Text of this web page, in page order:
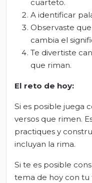
cuarteto.
A identificar
Observaste
cambia el
Te divertiste
que riman.
El reto de hoy:
Si es posible juega
versos que rimen.
practiques y
incluyan la rima.
Si te es posible
tema de hoy con tu